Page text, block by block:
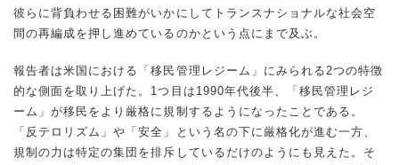
彼らに背負わせる困難がいかにしてトランスナショナルな社会空
間の再編成を押し進めているのかという点にまで及ぶ。
報告者は米国における「移民管理レジーム」にみられる2つの特徴
的な側面を取り上げた。1つ目は1990年代後半、「移民管理レジ
ーム」が移民をより厳格に規制するようになったことである。
「反テロリズム」や「安全」という名の下に厳格化が進む一方、
規制の力は特定の集団を排斥しているだけのようにも見えた。そ